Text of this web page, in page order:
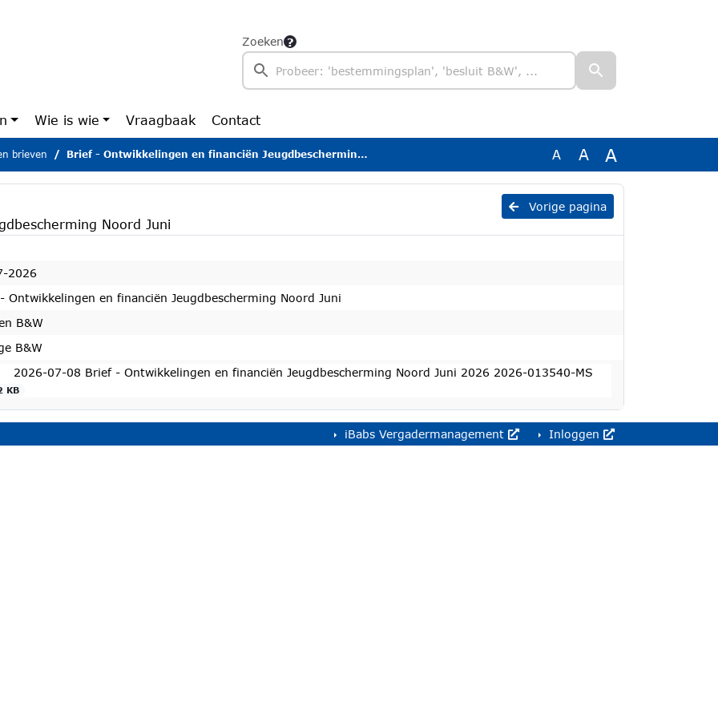
Zoeken
Wie is wie Vraagbaak Contact
brieven Brief - Ontwikkelingen en financiën Jeugdbescherming Noord Juni A A A
Vorige pagina
Noord Juni
2026
Ontwikkelingen en financiën Jeugdbescherming Noord Juni
B&W
B&W
2026-07-08 Brief - Ontwikkelingen en financiën Jeugdbescherming Noord Juni 2026 2026-013540-MS
KB
iBabs Vergadermanagement Inloggen